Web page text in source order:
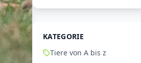
KATEGORIE
Tiere von A bis z